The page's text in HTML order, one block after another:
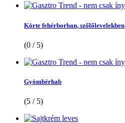
Körte fehérborban, szőlőlevelekben
(0 / 5)
Gyömbérhab
(5 / 5)